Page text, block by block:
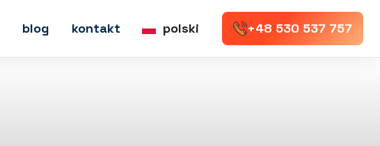
blog kontakt polski +48 530 537 757